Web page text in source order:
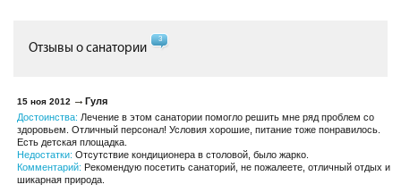
Отзывы о санатории
3
15 ноя 2012
Гуля
Достоинства: Лечение в этом санатории помогло решить мне ряд проблем со
здоровьем. Отличный персонал! Условия хорошие, питание тоже понравилось.
Есть детская площадка.
Недостатки: Отсутствие кондиционера в столовой, было жарко.
Комментарий: Рекомендую посетить санаторий, не пожалеете, отличный отдых и
шикарная природа.